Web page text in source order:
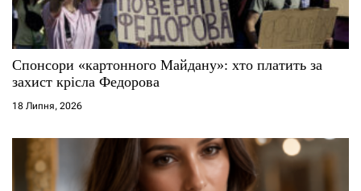
Спонсори «картонного Майдану»: хто платить за
захист крісла Федорова
18 Липня, 2026